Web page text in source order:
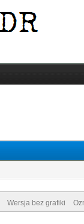
Wersja bez grafiki